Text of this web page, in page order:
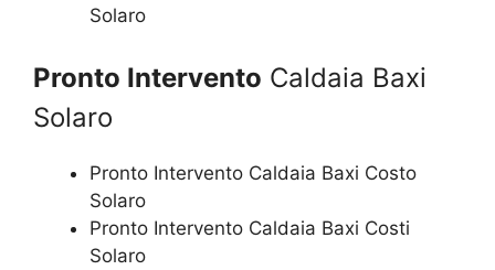
Solaro
Pronto Intervento Caldaia Baxi
Solaro
Pronto Intervento Caldaia Baxi Costo
Solaro
Pronto Intervento Caldaia Baxi Costi
Solaro